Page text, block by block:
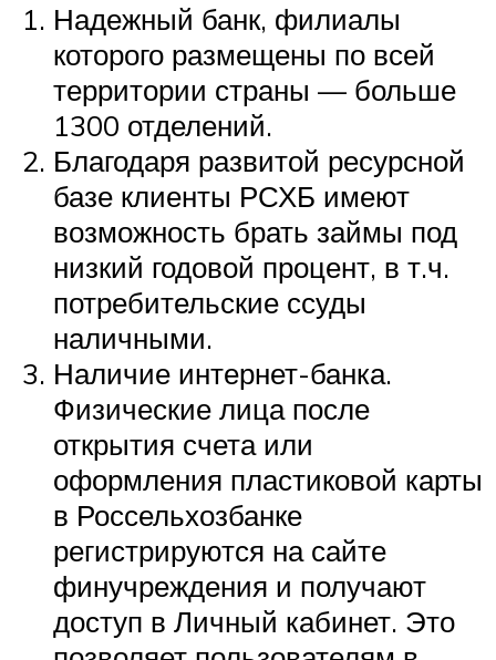
Надежный банк, филиалы
которого размещены по всей
территории страны — больше
1300 отделений.
Благодаря развитой ресурсной
базе клиенты РСХБ имеют
возможность брать займы под
низкий годовой процент, в т.ч.
потребительские ссуды
наличными.
Наличие интернет-банка.
Физические лица после
открытия счета или
оформления пластиковой карты
в Россельхозбанке
регистрируются на сайте
финучреждения и получают
доступ в Личный кабинет. Это